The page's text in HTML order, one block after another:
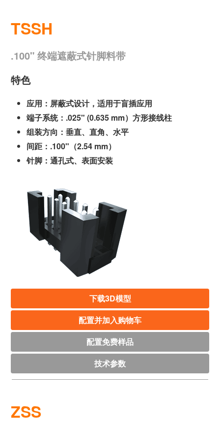
TSSH
.100" 终端遮蔽式针脚料带
特色
应用：屏蔽式设计，适用于盲插应用
端子系统：.025" (0.635 mm）方形接线柱
组装方向：垂直、直角、水平
间距：.100"（2.54 mm）
针脚：通孔式、表面安装
下载3D模型
配置并加入购物车
配置免费样品
技术参数
ZSS